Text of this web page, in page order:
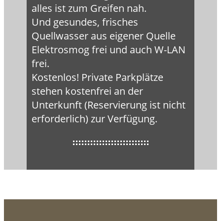
alles ist zum Greifen nah.
Und gesundes, frisches
Quellwasser aus eigener Quelle
Elektrosmog frei und auch W-LAN
frei.
Kostenlos! Private Parkplätze
stehen kostenfrei an der
Unterkunft (Reservierung ist nicht
erforderlich) zur Verfügung.